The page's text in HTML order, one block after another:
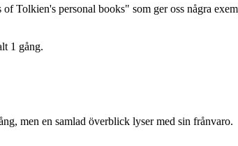
Tolkien's personal books" som ger oss några
1 gång.
men en samlad överblick lyser med sin frånvaro.